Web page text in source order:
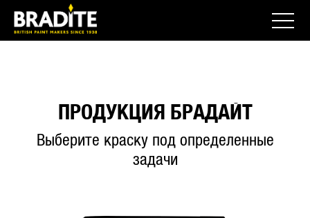
ПРОДУКЦИЯ БРАДАЙТ
Выберите краску под определенные
задачи